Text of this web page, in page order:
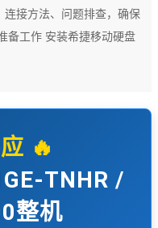
连接方法、问题排查，确保
备工作 安装希捷移动硬盘
🔥
TNHR /
整机